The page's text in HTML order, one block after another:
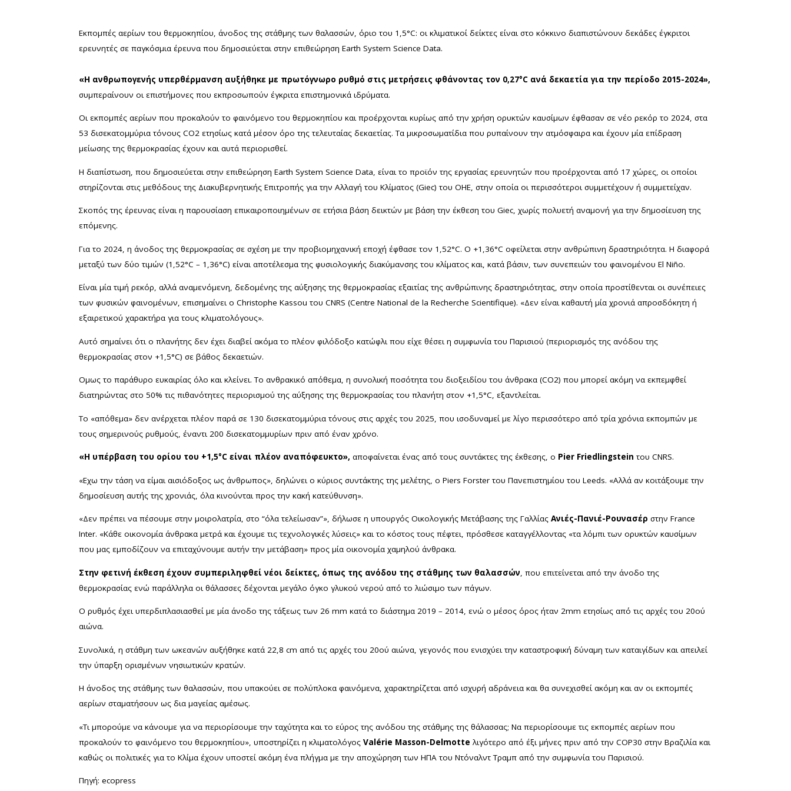
Εκπομπές αερίων του θερμοκηπίου, άνοδος της στάθμης των θαλασσών, όριο του 1,5°C: οι κλιματικοί δείκτες είναι στο κόκκινο διαπιστώνουν δεκάδες έγκριτοι
ερευνητές σε παγκόσμια έρευνα που δημοσιεύεται στην επιθεώρηση Earth System Science Data.
«Η ανθρωπογενής υπερθέρμανση αυξήθηκε με πρωτόγνωρο ρυθμό στις μετρήσεις φθάνοντας τον 0,27°C ανά δεκαετία για την περίοδο 2015-2024»,
συμπεραίνουν οι επιστήμονες που εκπροσωπούν έγκριτα επιστημονικά ιδρύματα.
Οι εκπομπές αερίων που προκαλούν το φαινόμενο του θερμοκηπίου και προέρχονται κυρίως από την χρήση ορυκτών καυσίμων έφθασαν σε νέο ρεκόρ το 2024, στα
53 δισεκατομμύρια τόνους CO2 ετησίως κατά μέσον όρο της τελευταίας δεκαετίας. Τα μικροσωματίδια που ρυπαίνουν την ατμόσφαιρα και έχουν μία επίδραση
μείωσης της θερμοκρασίας έχουν και αυτά περιορισθεί.
Η διαπίστωση, που δημοσιεύεται στην επιθεώρηση Earth System Science Data, είναι το προϊόν της εργασίας ερευνητών που προέρχονται από 17 χώρες, οι οποίοι
στηρίζονται στις μεθόδους της Διακυβερνητικής Επιτροπής για την Αλλαγή του Κλίματος (Giec) του ΟΗΕ, στην οποία οι περισσότεροι συμμετέχουν ή συμμετείχαν.
Σκοπός της έρευνας είναι η παρουσίαση επικαιροποιημένων σε ετήσια βάση δεικτών με βάση την έκθεση του Giec, χωρίς πολυετή αναμονή για την δημοσίευση της
επόμενης.
Για το 2024, η άνοδος της θερμοκρασίας σε σχέση με την προβιομηχανική εποχή έφθασε τον 1,52°C. Ο +1,36°C οφείλεται στην ανθρώπινη δραστηριότητα. Η διαφορά
μεταξύ των δύο τιμών (1,52°C – 1,36°C) είναι αποτέλεσμα της φυσιολογικής διακύμανσης του κλίματος και, κατά βάσιν, των συνεπειών του φαινομένου El Niño.
Είναι μία τιμή ρεκόρ, αλλά αναμενόμενη, δεδομένης της αύξησης της θερμοκρασίας εξαιτίας της ανθρώπινης δραστηριότητας, στην οποία προστίθενται οι συνέπειες
των φυσικών φαινομένων, επισημαίνει ο Christophe Kassou του CNRS (Centre National de la Recherche Scientifique). «Δεν είναι καθαυτή μία χρονιά απροσδόκητη ή
εξαιρετικού χαρακτήρα για τους κλιματολόγους».
Αυτό σημαίνει ότι ο πλανήτης δεν έχει διαβεί ακόμα το πλέον φιλόδοξο κατώφλι που είχε θέσει η συμφωνία του Παρισιού (περιορισμός της ανόδου της
θερμοκρασίας στον +1,5°C) σε βάθος δεκαετιών.
Ομως το παράθυρο ευκαιρίας όλο και κλείνει. Το ανθρακικό απόθεμα, η συνολική ποσότητα του διοξειδίου του άνθρακα (CO2) που μπορεί ακόμη να εκπεμφθεί
διατηρώντας στο 50% τις πιθανότητες περιορισμού της αύξησης της θερμοκρασίας του πλανήτη στον +1,5°C, εξαντλείται.
Το «απόθεμα» δεν ανέρχεται πλέον παρά σε 130 δισεκατομμύρια τόνους στις αρχές του 2025, που ισοδυναμεί με λίγο περισσότερο από τρία χρόνια εκπομπών με
τους σημερινούς ρυθμούς, έναντι 200 δισεκατομμυρίων πριν από έναν χρόνο.
«Η υπέρβαση του ορίου του +1,5°C είναι πλέον αναπόφευκτο», αποφαίνεται ένας από τους συντάκτες της έκθεσης, ο Pier Friedlingstein του CNRS.
«Εχω την τάση να είμαι αισιόδοξος ως άνθρωπος», δηλώνει ο κύριος συντάκτης της μελέτης, ο Piers Forster του Πανεπιστημίου του Leeds. «Αλλά αν κοιτάξουμε την
δημοσίευση αυτής της χρονιάς, όλα κινούνται προς την κακή κατεύθυνση».
«Δεν πρέπει να πέσουμε στην μοιρολατρία, στο “όλα τελείωσαν”», δήλωσε η υπουργός Οικολογικής Μετάβασης της ΓαλλίαςΑνιές-Πανιέ-Ρουνασέρ στην France
Inter. «Κάθε οικονομία άνθρακα μετρά και έχουμε τις τεχνολογικές λύσεις» και το κόστος τους πέφτει, πρόσθεσε καταγγέλλοντας «τα λόμπι των ορυκτών καυσίμων
που μας εμποδίζουν να επιταχύνουμε αυτήν την μετάβαση» προς μία οικονομία χαμηλού άνθρακα.
Στην φετινή έκθεση έχουν συμπεριληφθεί νέοι δείκτες, όπως της ανόδου της στάθμης των θαλασσών, που επιτείνεται από την άνοδο της
θερμοκρασίας ενώ παράλληλα οι θάλασσες δέχονται μεγάλο όγκο γλυκού νερού από το λιώσιμο των πάγων.
Ο ρυθμός έχει υπερδιπλασιασθεί με μία άνοδο της τάξεως των 26 mm κατά το διάστημα 2019 – 2014, ενώ ο μέσος όρος ήταν 2mm ετησίως από τις αρχές του 20ού
αιώνα.
Συνολικά, η στάθμη των ωκεανών αυξήθηκε κατά 22,8 cm από τις αρχές του 20ού αιώνα, γεγονός που ενισχύει την καταστροφική δύναμη των καταιγίδων και απειλεί
την ύπαρξη ορισμένων νησιωτικών κρατών.
Η άνοδος της στάθμης των θαλασσών, που υπακούει σε πολύπλοκα φαινόμενα, χαρακτηρίζεται από ισχυρή αδράνεια και θα συνεχισθεί ακόμη και αν οι εκπομπές
αερίων σταματήσουν ως δια μαγείας αμέσως.
«Τι μπορούμε να κάνουμε για να περιορίσουμε την ταχύτητα και το εύρος της ανόδου της στάθμης της θάλασσας; Να περιορίσουμε τις εκπομπές αερίων που
προκαλούν το φαινόμενο του θερμοκηπίου», υποστηρίζει η κλιματολόγοςValérie Masson-Delmotte λιγότερο από έξι μήνες πριν από την COP30 στην Βραζιλία και
καθώς οι πολιτικές για το Κλίμα έχουν υποστεί ακόμη ένα πλήγμα με την αποχώρηση των ΗΠΑ του Ντόναλντ Τραμπ από την συμφωνία του Παρισιού.
Πηγή: ecopress